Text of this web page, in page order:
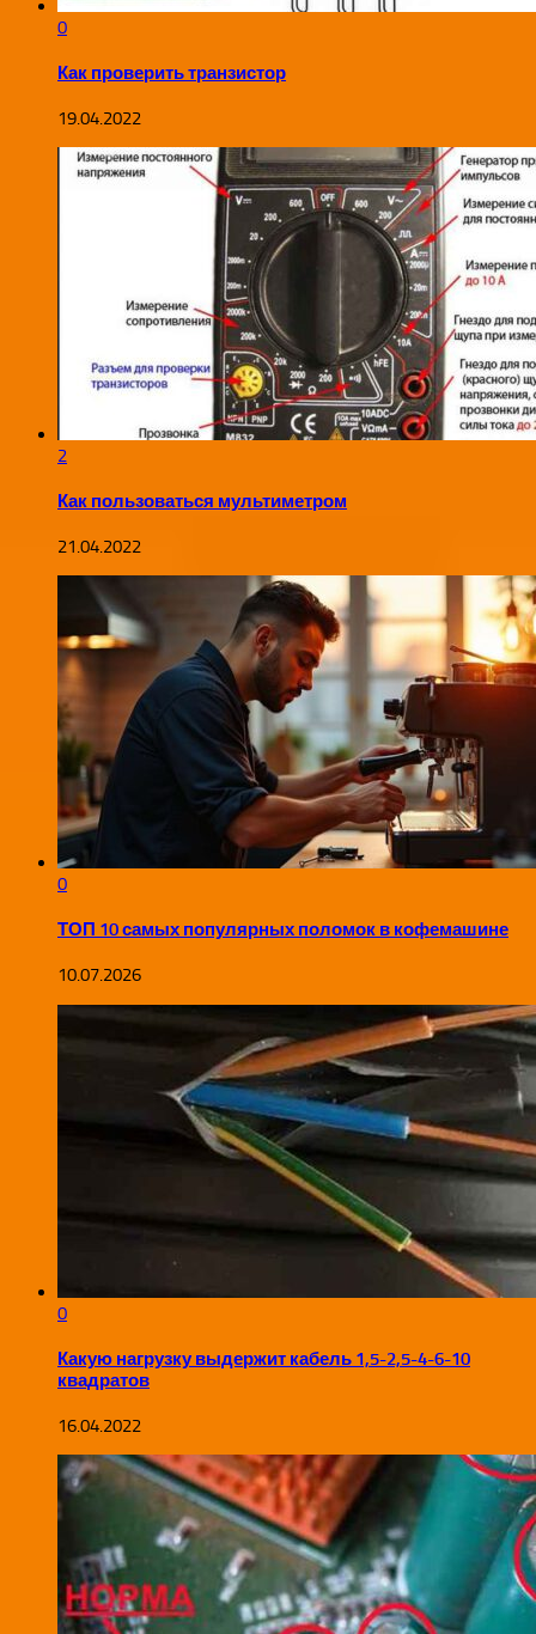
0
Как проверить транзистор
19.04.2022
2
Как пользоваться мультиметром
21.04.2022
0
ТОП 10 самых популярных поломок в кофемашине
10.07.2026
0
Какую нагрузку выдержит кабель 1,5-2,5-4-6-10
квадратов
16.04.2022